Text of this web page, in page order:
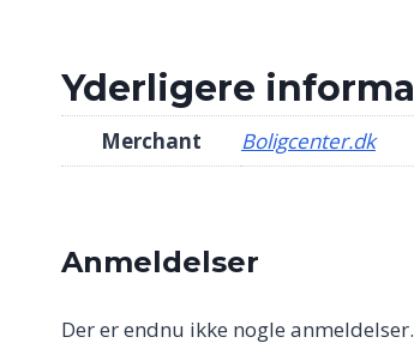
Yderligere
Merchant Boligcenter.dk
Anmeldelser
Der er endnu ikke nogle anmeldelser.